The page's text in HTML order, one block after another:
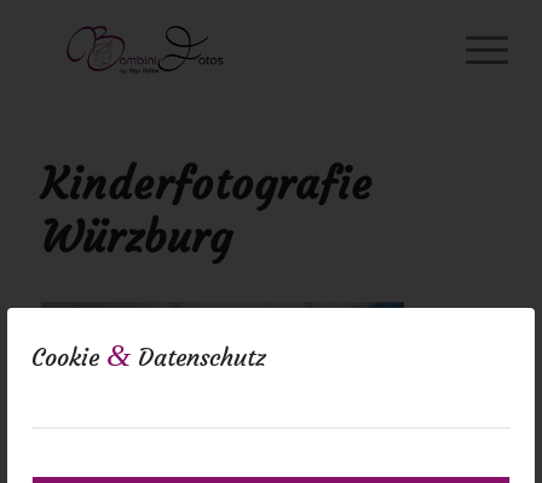
Cookie & Datenschutz
Kinderfotografie
Würzburg